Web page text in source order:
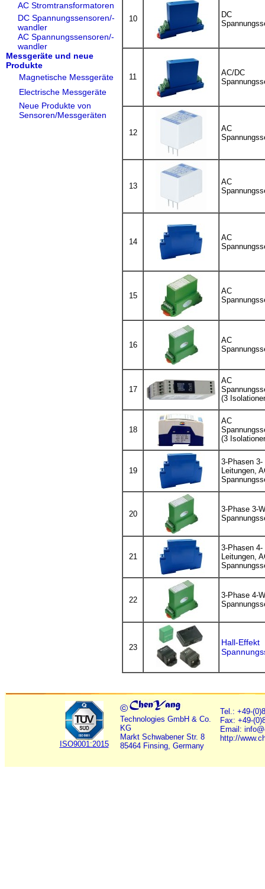
AC Stromtransformatoren
DC Spannungssensoren/-
wandler
AC Spannungssensoren/-
wandler
Messgeräte und neue
Produkte
Magnetische Messgeräte
Electrische Messgeräte
Neue Produkte von
Sensoren/Messgeräten
10
DC
11
AC/DC
12
AC
13
AC
14
AC
15
AC
16
AC
17
AC
(3
18
AC
(3
19
3-Phasen 3-
Leitungen,
20
3-Phase 3-
21
3-Phasen 4-
Leitungen,
22
3-Phase 4-
23
Hall-Effekt
ISO9001:2015
©
Technologies GmbH & Co.
KG
Markt Schwabener Str. 8
85464 Finsing, Germany
Tel.: +49-
Fax: +49-
Email:
http://